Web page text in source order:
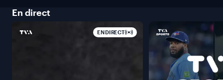
En direct
EN DIRECT